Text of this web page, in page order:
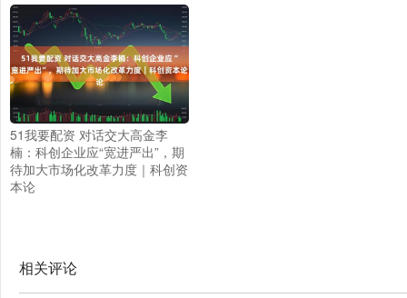
51我要配资 对话交大高金李
楠：科创企业应“宽进严出”，期
待加大市场化改革力度｜科创资
本论
相关评论